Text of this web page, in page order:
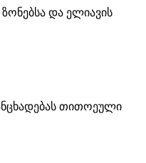
და ელიავის
თითოეული